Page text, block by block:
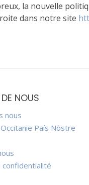
la nouvelle
dans notre site
NOUS
nous
País Nòstre
confidentialité